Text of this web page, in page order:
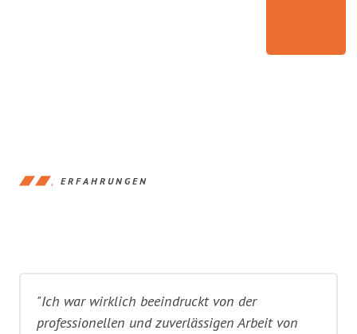
ERFAHRUNGEN
"Ich war wirklich beeindruckt von der
professionellen und zuverlässigen Arbeit von